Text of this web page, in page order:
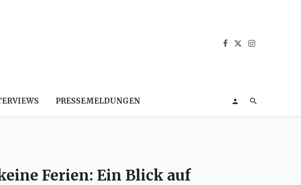
PRESSEMELDUNGEN
Ferien: Ein Blick auf